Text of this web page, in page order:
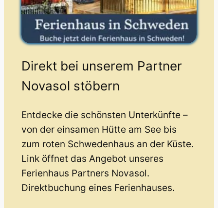
Direkt bei unserem Partner
Novasol stöbern
Entdecke die schönsten Unterkünfte –
von der einsamen Hütte am See bis
zum roten Schwedenhaus an der Küste.
Link öffnet das Angebot unseres
Ferienhaus Partners Novasol.
Direktbuchung eines Ferienhauses.